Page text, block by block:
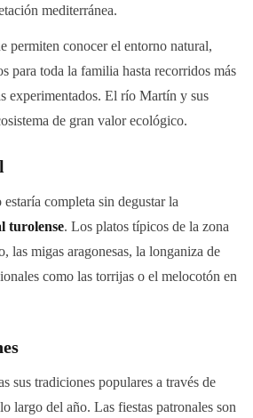
mediterránea.
permiten conocer el entorno natural,
para toda la familia hasta recorridos más
experimentados. El río Martín y sus
de gran valor ecológico.
completa sin degustar la
turolense. Los platos típicos de la zona
las migas aragonesas, la longaniza de
como las torrijas o el melocotón en
sus tradiciones populares a través de
largo del año. Las fiestas patronales son